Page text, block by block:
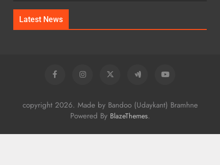
Latest News
copyright 2026. Made by Bandoo (Udaykant) Bramhne
Powered By BlazeThemes.